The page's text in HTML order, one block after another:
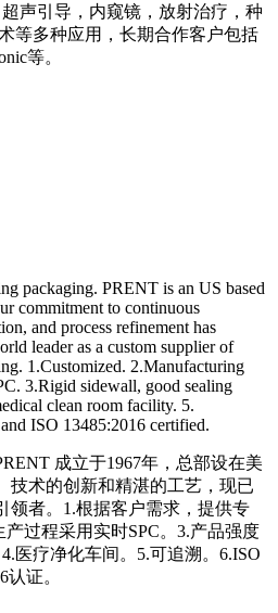
声引导，内窥镜，放射治疗，种
等多种应用，长期合作客户包括
等。
packaging. PRENT is an US based
commitment to continuous
and process refinement has
leader as a custom supplier of
1.Customized. 2.Manufacturing
3.Rigid sidewall, good sealing
clean room facility. 5.
ISO 13485:2016 certified.
成立于1967年，总部设在美
技术的创新和精湛的工艺，现已
领者。1.根据客户需求，提供专
过程采用实时SPC。3.产品强度
医疗净化车间。5.可追溯。6.ISO
认证。